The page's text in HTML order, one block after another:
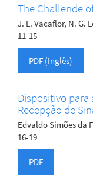
The Challende
J. L. Vacaflor, N. G.
11-15
PDF (Inglês)
Dispositivo para
Recepção de
Edvaldo Simões da
16-19
PDF